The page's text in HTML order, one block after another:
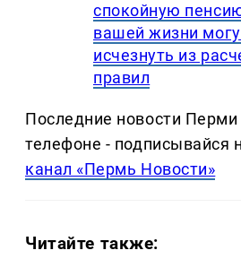
спокойную
вашей жизни
исчезнуть из
правил
Последние новости
телефоне - подписывайся
канал «Пермь Новости»
Читайте также: